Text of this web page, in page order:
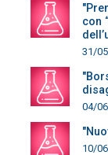
con
31/
04/
10/